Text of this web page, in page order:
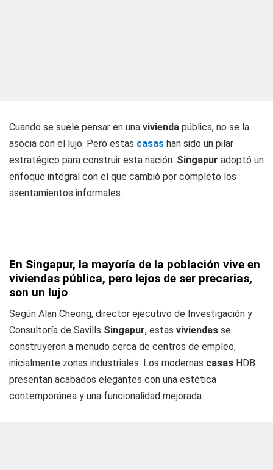
Cuando se suele pensar en una vivienda pública, no se la
asocia con el lujo. Pero estas casas han sido un pilar
estratégico para construir esta nación. Singapur adoptó un
enfoque integral con el que cambió por completo los
asentamientos informales.
En Singapur, la mayoría de la población vive en
viviendas pública, pero lejos de ser precarias,
son un lujo
Según Alan Cheong, director ejecutivo de Investigación y
Consultoría de Savills Singapur, estas viviendas se
construyeron a menudo cerca de centros de empleo,
inicialmente zonas industriales. Los modernas casas HDB
presentan acabados elegantes con una estética
contemporánea y una funcionalidad mejorada.